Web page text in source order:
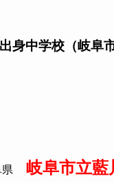
身中学校（岐阜
岐阜市立藍